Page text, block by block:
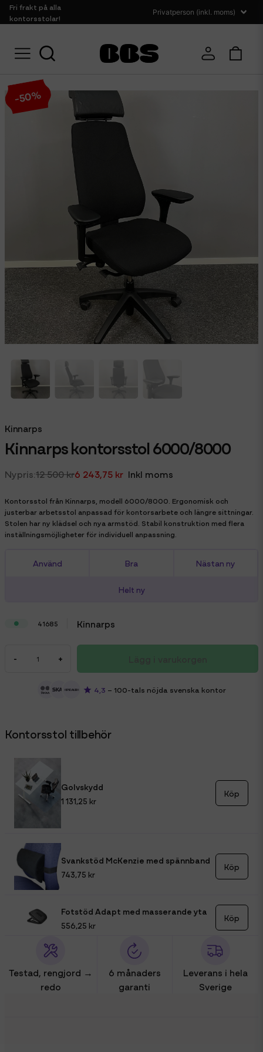
Fri frakt på alla
kontorsstolar!
Hem Sittmöbler Konferensstolar Kinnarps kontorsstol 6000/8000
-50%
Kinnarps
Kinnarps kontorsstol 6000/8000
12 500 kr6 243,75 kr Inkl moms
Kontorsstol från Kinnarps, modell 6000/8000. Ergonomisk och
justerbar arbetsstol anpassad för kontorsarbete och längre sittningar.
Stolen har ny klädsel och nya armstöd. Stabil konstruktion med flera
inställningsmöjligheter för individuell anpassning.
Använd Bra Nästan ny
Helt ny
41685 Kinnarps
- +
4,3 – 100-tals nöjda svenska kontor
Kontorsstol tillbehör
Golvskydd
1 131,25 kr
Köp
Svankstöd McKenzie med spännband
743,75 kr
Köp
Fotstöd Adapt med masserande yta
556,25 kr
Köp
Testad, rengjord →
redo
6 månaders
garanti
Leverans i hela
Sverige